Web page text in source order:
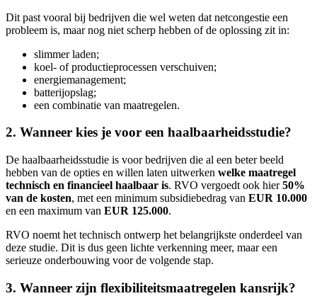
Dit past vooral bij bedrijven die wel weten dat netcongestie een
probleem is, maar nog niet scherp hebben of de oplossing zit in:
slimmer laden;
koel- of productieprocessen verschuiven;
energiemanagement;
batterijopslag;
een combinatie van maatregelen.
2. Wanneer kies je voor een haalbaarheidsstudie?
De haalbaarheidsstudie is voor bedrijven die al een beter beeld
hebben van de opties en willen laten uitwerken welke maatregel
technisch en financieel haalbaar is. RVO vergoedt ook hier50%
van de kosten, met een minimum subsidiebedrag van EUR 10.000
en een maximum van EUR 125.000.
RVO noemt het technisch ontwerp het belangrijkste onderdeel van
deze studie. Dit is dus geen lichte verkenning meer, maar een
serieuze onderbouwing voor de volgende stap.
3. Wanneer zijn flexibiliteitsmaatregelen kansrijk?